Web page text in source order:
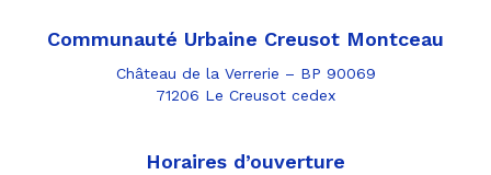
Communauté Urbaine Creusot Montceau
Château de la Verrerie – BP 90069
71206 Le Creusot cedex
Horaires d’ouverture